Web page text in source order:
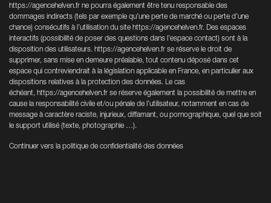
https://agencehelven.fr ne pourra également être tenu responsable des
dommages indirects (tels par exemple qu’une perte de marché ou perte d’une
chance) consécutifs à l’utilisation du site https://agencehelven.fr. Des espaces
interactifs (possibilité de poser des questions dans l’espace contact) sont à la
disposition des utilisateurs. https://agencehelven.fr se réserve le droit de
supprimer, sans mise en demeure préalable, tout contenu déposé dans cet
espace qui contreviendrait à la législation applicable en France, en particulier aux
dispositions relatives à la protection des données. Le cas
échéant, https://agencehelven.fr se réserve également la possibilité de mettre en
cause la responsabilité civile et/ou pénale de l’utilisateur, notamment en cas de
message à caractère raciste, injurieux, diffamant, ou pornographique, quel que soit
le support utilisé (texte, photographie …).
Continuer vers la politique de confidentialité des données